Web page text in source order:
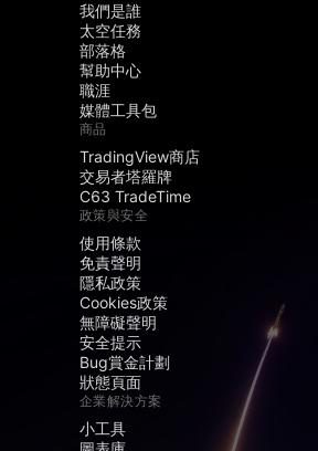
我們是誰
太空任務
部落格
幫助中心
職涯
媒體工具包
商品
TradingView商店
交易者塔羅牌
C63 TradeTime
政策與安全
使用條款
免責聲明
隱私政策
Cookies政策
無障礙聲明
安全提示
Bug賞金計劃
狀態頁面
企業解決方案
小工具